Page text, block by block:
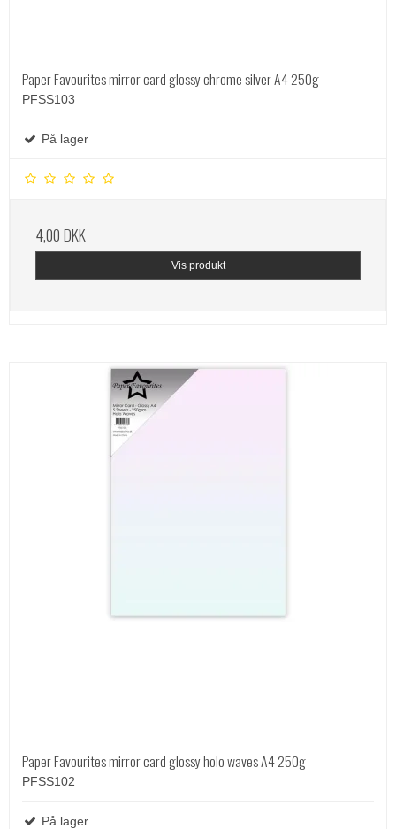
Paper Favourites mirror card glossy chrome silver A4 250g
PFSS103
På lager
4,00 DKK
Vis produkt
Paper Favourites mirror card glossy holo waves A4 250g
PFSS102
På lager